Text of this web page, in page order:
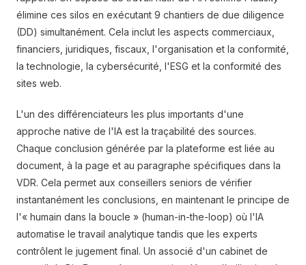
élimine ces silos en exécutant 9 chantiers de due diligence
(DD) simultanément. Cela inclut les aspects commerciaux,
financiers, juridiques, fiscaux, l'organisation et la conformité,
la technologie, la cybersécurité, l'ESG et la conformité des
sites web.
L'un des différenciateurs les plus importants d'une
approche native de l'IA est la traçabilité des sources.
Chaque conclusion générée par la plateforme est liée au
document, à la page et au paragraphe spécifiques dans la
VDR. Cela permet aux conseillers seniors de vérifier
instantanément les conclusions, en maintenant le principe de
l'« humain dans la boucle » (human-in-the-loop) où l'IA
automatise le travail analytique tandis que les experts
contrôlent le jugement final. Un associé d'un cabinet de